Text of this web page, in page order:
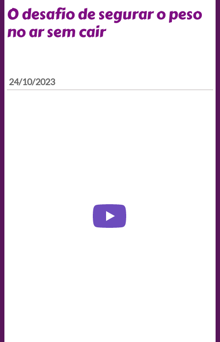
O desafio de segurar o peso
no ar sem cair
24/10/2023